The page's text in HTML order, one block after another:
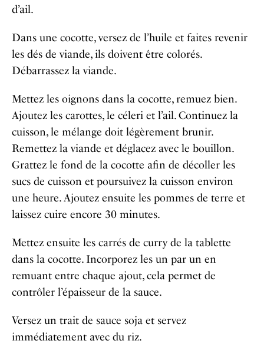
d’ail.
Dans une cocotte, versez de l’huile et faites revenir
les dés de viande, ils doivent être colorés.
Débarrassez la viande.
Mettez les oignons dans la cocotte, remuez bien.
Ajoutez les carottes, le céleri et l’ail. Continuez la
cuisson, le mélange doit légèrement brunir.
Remettez la viande et déglacez avec le bouillon.
Grattez le fond de la cocotte afin de décoller les
sucs de cuisson et poursuivez la cuisson environ
une heure. Ajoutez ensuite les pommes de terre et
laissez cuire encore 30 minutes.
Mettez ensuite les carrés de curry de la tablette
dans la cocotte. Incorporez les un par un en
remuant entre chaque ajout, cela permet de
contrôler l’épaisseur de la sauce.
Versez un trait de sauce soja et servez
immédiatement avec du riz.